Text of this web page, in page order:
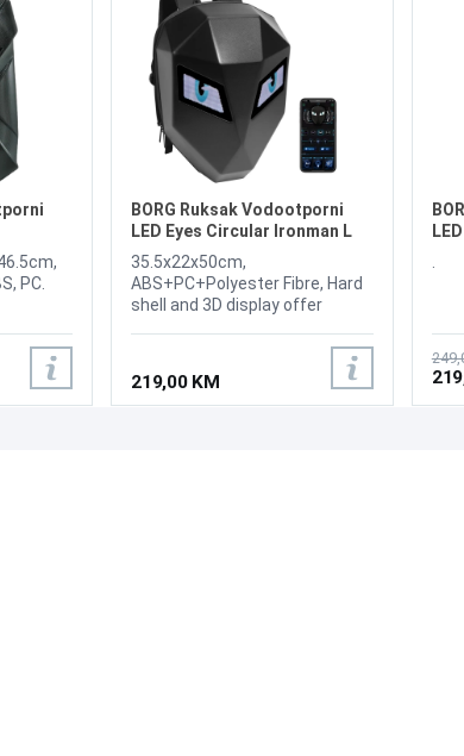
PC.
BORG Ruksak Vodootporni
LED Eyes Circular Ironman L
35.5x22x50cm,
ABS+PC+Polyester Fibre, Hard
shell and 3D display offer
eye catching LED lighting gives
219,00 KM